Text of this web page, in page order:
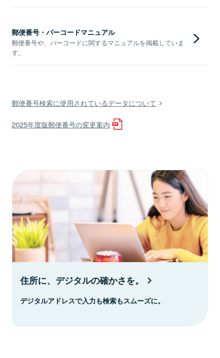
郵便番号・バーコードマニュアル
郵便番号や、バーコードに関するマニュアルを掲載していま
す。
郵便番号検索に使用されているデータについて
2025年度版郵便番号の変更案内
住所に、デジタルの確かさを。
デジタルアドレスで入力も検索もスムーズに。